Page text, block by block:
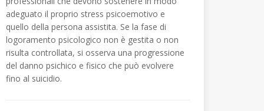
adeguato il proprio stress psicoemotivo e
quello della persona assistita. Se la fase di
logoramento psicologico non è gestita o non
risulta controllata, si osserva una progressione
del danno psichico e fisico che può evolvere
fino al suicidio.